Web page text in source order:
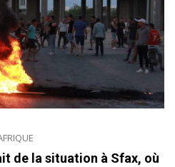
de la situation à Sfax, où